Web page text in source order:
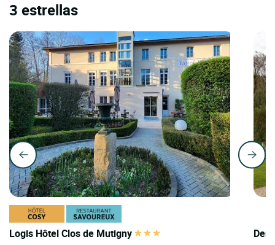
3 estrellas
Logis Hôtel Clos de Mutigny